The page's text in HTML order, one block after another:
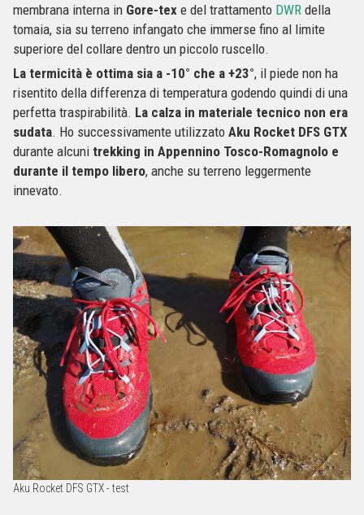
membrana interna in Gore-tex e del trattamento DWR della
tomaia, sia su terreno infangato che immerse fino al limite
superiore del collare dentro un piccolo ruscello.
La termicità è ottima sia a -10° che a +23°, il piede non ha
risentito della differenza di temperatura godendo quindi di una
perfetta traspirabilità. La calza in materiale tecnico non era
sudata. Ho successivamente utilizzato Aku Rocket DFS GTX
durante alcuni trekking in Appennino Tosco-Romagnolo e
durante il tempo libero, anche su terreno leggermente
innevato.
Aku Rocket DFS GTX - test